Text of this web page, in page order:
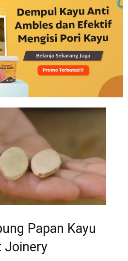
Papan Kayu
Joinery